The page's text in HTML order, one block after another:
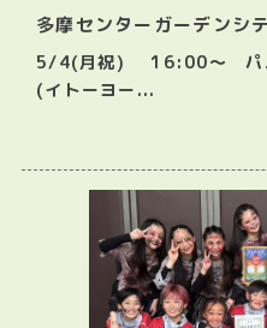
多摩センターガーデンシ
5/4(月祝) 16:00〜 パ
(イトーヨー...